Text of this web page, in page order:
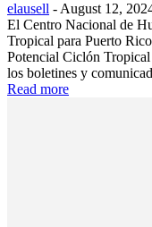
elausell - August 12,
El Centro Nacional de
Tropical para Puerto
Potencial Ciclón
los boletines y
Read more